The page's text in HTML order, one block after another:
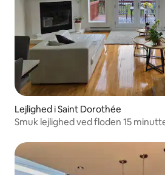
Lejlighed i Saint Dorothée
Smuk lejlighed ved floden 15